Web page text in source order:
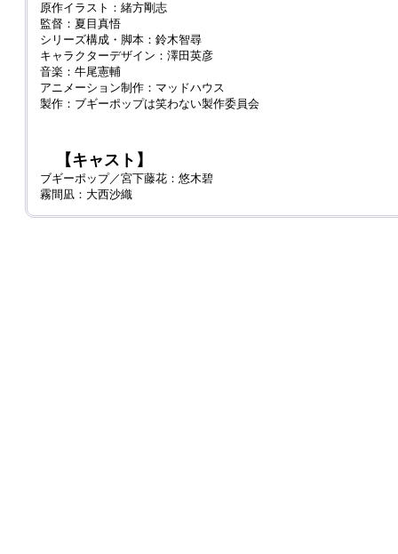
原作イラスト：緒方剛志
監督：夏目真悟
シリーズ構成・脚本：鈴木智尋
キャラクターデザイン：澤田英彦
音楽：牛尾憲輔
アニメーション制作：マッドハウス
製作：ブギーポップは笑わない製作委員会
【キャスト】
ブギーポップ／宮下藤花：悠木碧
霧間凪：大西沙織